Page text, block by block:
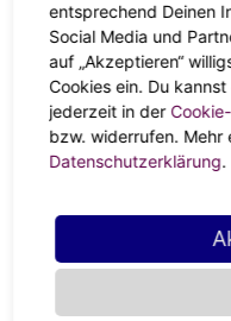
Widder, Löwe, Schütze
SCHÜTTLE DEN STRESS
Wenn du vom Feuer
Aktivität, Intensität und
nach einer guten
nach einem Heulen in
dir auch, ein Publikum
tanzen als perfekte
entsprechend Deinen
Social Media und
auf „Akzeptieren“
Cookies ein. Du
jederzeit in der
bzw. widerrufen. Mehr
Datenschutzerklärung.